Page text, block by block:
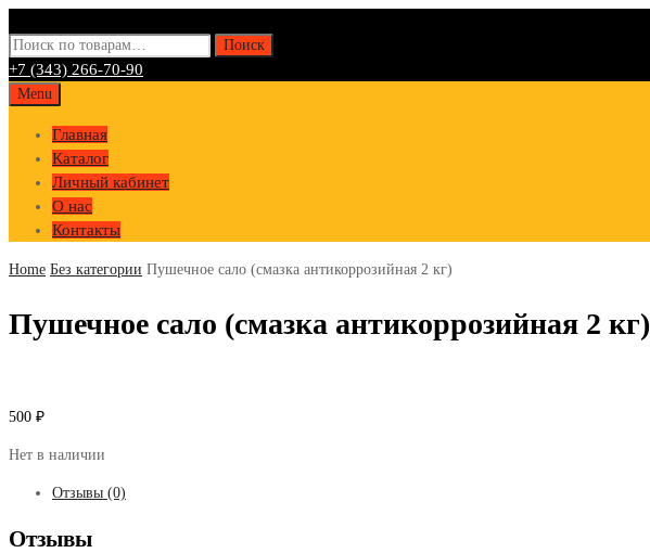
Искать: Поиск
+7 (343) 266-70-90
Skip
content
Menu
Главная
Каталог
Личный кабинет
О нас
Контакты
Home Без категории Пушечное сало (смазка антикоррозийная 2 кг)
Пушечное сало (смазка антикоррозийная 2 кг)
500 ₽
Нет в наличии
Отзывы (0)
Отзывы